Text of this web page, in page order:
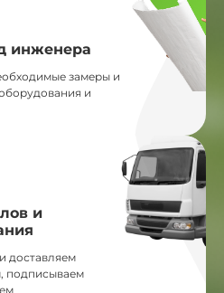
инженера
замеры и
и
и
доставляем
подписываем